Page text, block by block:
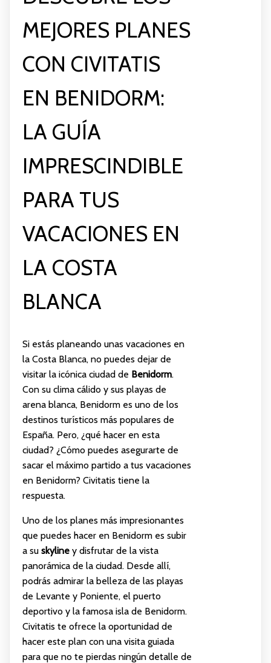
MEJORES PLANES
CON CIVITATIS
EN BENIDORM:
LA GUÍA
IMPRESCINDIBLE
PARA TUS
VACACIONES EN
LA COSTA
BLANCA
Si estás planeando unas vacaciones en
la Costa Blanca, no puedes dejar de
visitar la icónica ciudad de Benidorm.
Con su clima cálido y sus playas de
arena blanca, Benidorm es uno de los
destinos turísticos más populares de
España. Pero, ¿qué hacer en esta
ciudad? ¿Cómo puedes asegurarte de
sacar el máximo partido a tus vacaciones
en Benidorm? Civitatis tiene la
respuesta.
Uno de los planes más impresionantes
que puedes hacer en Benidorm es subir
a su skyliney disfrutar de la vista
panorámica de la ciudad. Desde allí,
podrás admirar la belleza de las playas
de Levante y Poniente, el puerto
deportivo y la famosa isla de Benidorm.
Civitatis te ofrece la oportunidad de
hacer este plan con una visita guiada
para que no te pierdas ningún detalle de